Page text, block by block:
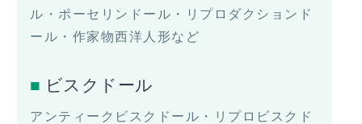
ル・ポーセリンドール・リプロダクションド
ール・作家物西洋人形など
ビスクドール
アンティークビスクドール・リプロビスクド